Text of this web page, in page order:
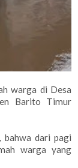
warga di Desa
Barito Timur
bahwa dari pagi
warga yang